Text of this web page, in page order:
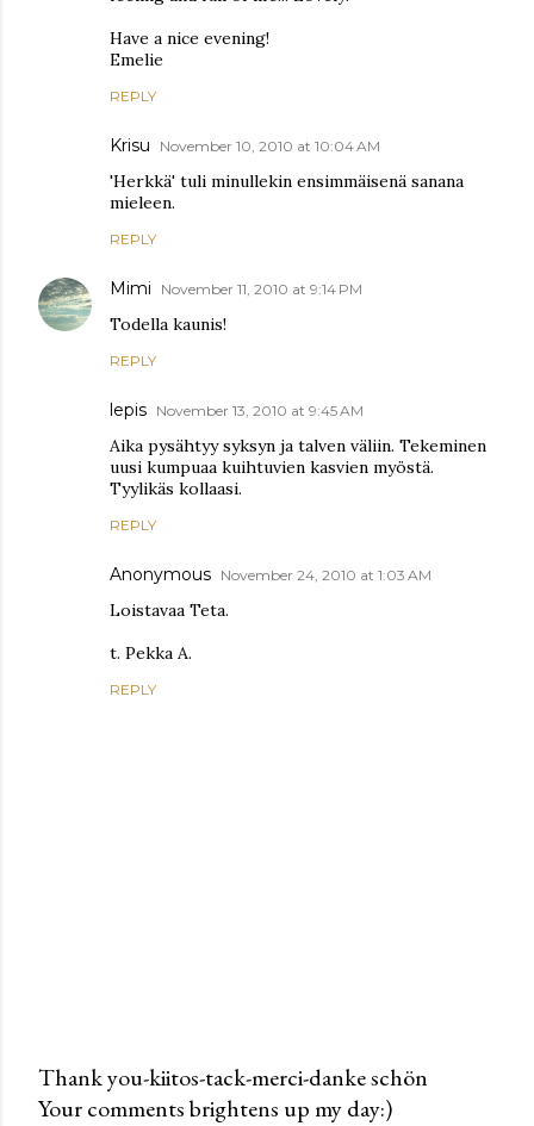
Have a nice evening!
Emelie
REPLY
Krisu November 10, 2010 at 10:04 AM
'Herkkä' tuli minullekin ensimmäisenä sanana
mieleen.
REPLY
Mimi November 11, 2010 at 9:14 PM
Todella kaunis!
REPLY
lepis November 13, 2010 at 9:45 AM
Aika pysähtyy syksyn ja talven väliin. Tekeminen
uusi kumpuaa kuihtuvien kasvien myöstä.
Tyylikäs kollaasi.
REPLY
Anonymous November 24, 2010 at 1:03 AM
Loistavaa Teta.
t. Pekka A.
REPLY
P
Thank you-kiitos-tack-merci-danke schön
Your comments brightens up my day:)